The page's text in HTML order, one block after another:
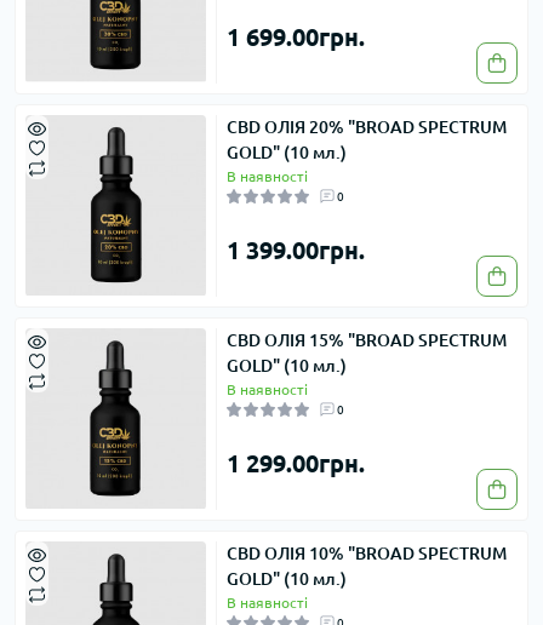
1 699.00грн.
CBD ОЛІЯ 20% "BROAD SPECTRUM
GOLD" (10 мл.)
В наявності
0
1 399.00грн.
CBD ОЛІЯ 15% "BROAD SPECTRUM
GOLD" (10 мл.)
В наявності
0
1 299.00грн.
CBD ОЛІЯ 10% "BROAD SPECTRUM
GOLD" (10 мл.)
В наявності